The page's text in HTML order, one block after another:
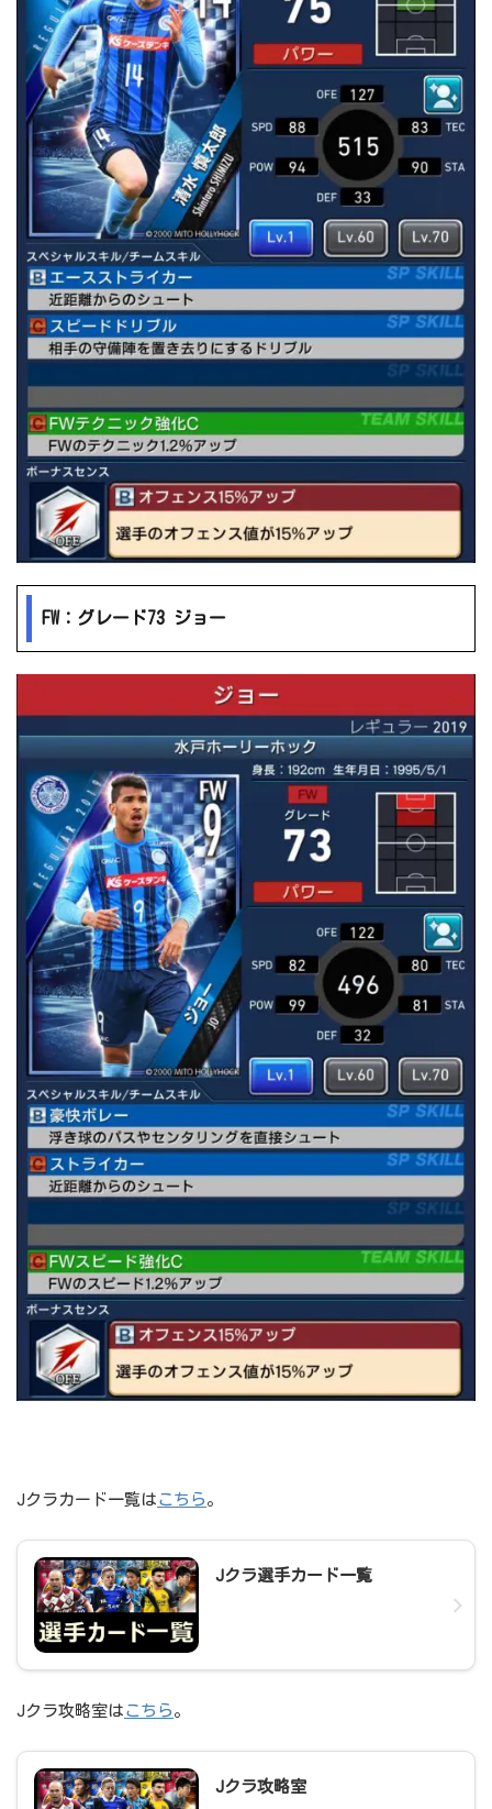
FW：グレード73 ジョー
Jクラカード一覧は こちら 。
Jクラ選手カード一覧
Jクラ攻略室は こちら 。
Jクラ攻略室